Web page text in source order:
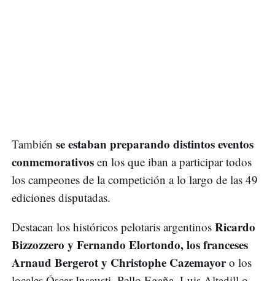
También se estaban preparando distintos eventos
conmemorativos en los que iban a participar todos
los campeones de la competición a lo largo de las 49
ediciones disputadas.
Destacan los históricos pelotaris argentinos Ricardo
Bizzozzero y Fernando Elortondo, los franceses
Arnaud Bergerot y Christophe Cazemayoro los